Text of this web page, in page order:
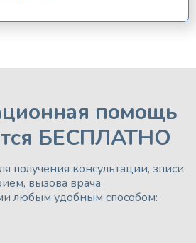
помощь
БЕСПЛАТНО
получения консультации, зписи
вызова врача
любым удобным способом: